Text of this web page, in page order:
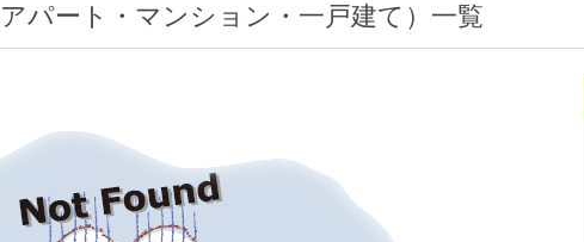
パート・マンション・一戸建て）一覧